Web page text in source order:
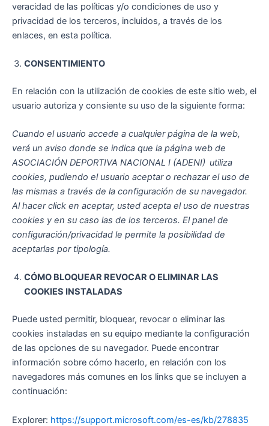
veracidad de las políticas y/o condiciones de uso y
privacidad de los terceros, incluidos, a través de los
enlaces, en esta política.
CONSENTIMIENTO
En relación con la utilización de cookies de este sitio web, el
usuario autoriza y consiente su uso de la siguiente forma:
Cuando el usuario accede a cualquier página de la web,
verá un aviso donde se indica que la página web de
ASOCIACIÓN DEPORTIVA NACIONAL I (ADENI) utiliza
cookies, pudiendo el usuario aceptar o rechazar el uso de
las mismas a través de la configuración de su navegador.
Al hacer click en aceptar, usted acepta el uso de nuestras
cookies y en su caso las de los terceros. El panel de
configuración/privacidad le permite la posibilidad de
aceptarlas por tipología.
CÓMO BLOQUEAR REVOCAR O ELIMINAR LAS
COOKIES INSTALADAS
Puede usted permitir, bloquear, revocar o eliminar las
cookies instaladas en su equipo mediante la configuración
de las opciones de su navegador. Puede encontrar
información sobre cómo hacerlo, en relación con los
navegadores más comunes en los links que se incluyen a
continuación:
Explorer: https://support.microsoft.com/es-es/kb/278835